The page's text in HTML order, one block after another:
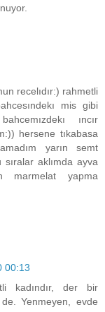
recelıdır:) rahmetli
mis gibi
ıncır
hersene tıkabasa
yarın semt
sıralar aklımda ayva
marmelat yapma
00:13
kadındır, der bir
Yenmeyen, evde